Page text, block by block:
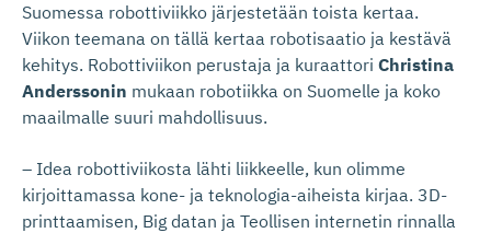
Suomessa robottiviikko järjestetään toista kertaa.
Viikon teemana on tällä kertaa robotisaatio ja kestävä
kehitys. Robottiviikon perustaja ja kuraattori Christina
Anderssonin mukaan robotiikka on Suomelle ja koko
maailmalle suuri mahdollisuus.
– Idea robottiviikosta lähti liikkeelle, kun olimme
kirjoittamassa kone- ja teknologia-aiheista kirjaa. 3D-
printtaamisen, Big datan ja Teollisen internetin rinnalla